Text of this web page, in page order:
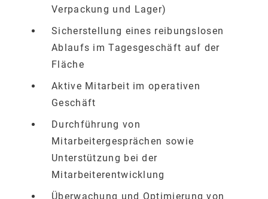
Verpackung und Lager)
Sicherstellung eines reibungslosen
Ablaufs im Tagesgeschäft auf der
Fläche
Aktive Mitarbeit im operativen
Geschäft
Durchführung von
Mitarbeitergesprächen sowie
Unterstützung bei der
Mitarbeiterentwicklung
Überwachung und Optimierung von